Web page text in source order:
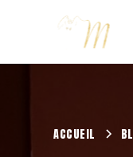
ACCUEIL